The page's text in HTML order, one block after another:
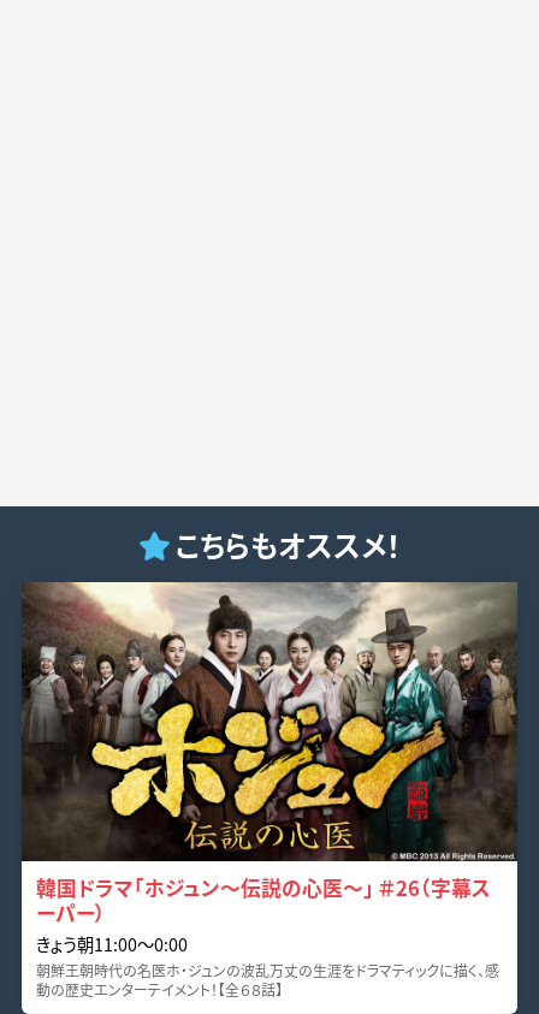
こちらもオススメ！
韓国ドラマ「ホジュン～伝説の心医～」 ＃26（字幕ス
ーパー）
きょう朝11:00〜0:00
朝鮮王朝時代の名医ホ・ジュンの波乱万丈の生涯をドラマティックに描く、感
動の歴史エンターテイメント！【全６８話】